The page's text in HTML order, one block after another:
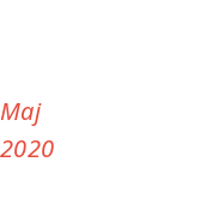
Мај
2020